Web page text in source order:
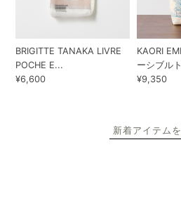
BRIGITTE TANAKA LIVRE
POCHE E...
¥6,600
KAORI
ーシブル
¥9,350
新着アイテム